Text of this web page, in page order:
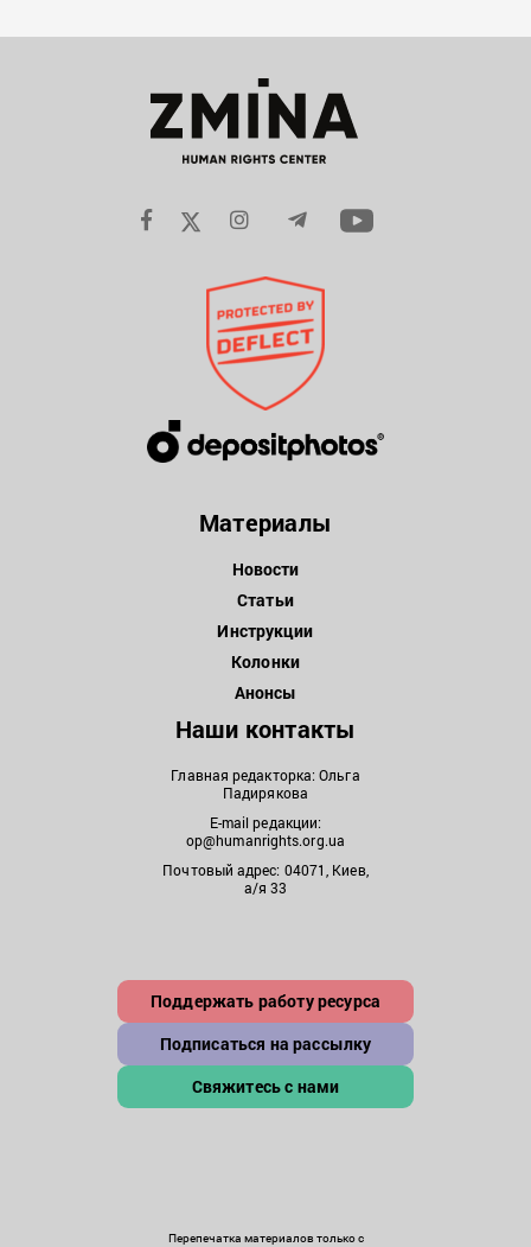
Материалы
Новости
Статьи
Инструкции
Колонки
Анонсы
Наши контакты
Главная редакторка: Ольга
Падирякова
E-mail редакции:
op@humanrights.org.ua
Почтовый адрес: 04071, Киев,
а/я 33
Поддержать работу ресурса
Подписаться на рассылку
Свяжитесь с нами
Перепечатка материалов только с